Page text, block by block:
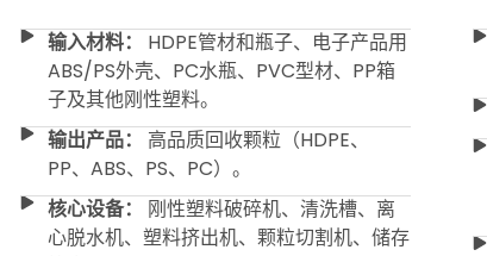
输入材料：
HDPE管材和瓶子、电子产品用
ABS/PS外壳、PC水瓶、PVC型材、PP箱
子及其他刚性塑料。
输出产品：
高品质回收颗粒（HDPE、
PP、ABS、PS、PC）。
核心设备：
刚性塑料破碎机、清洗槽、离
心脱水机、塑料挤出机、颗粒切割机、储存